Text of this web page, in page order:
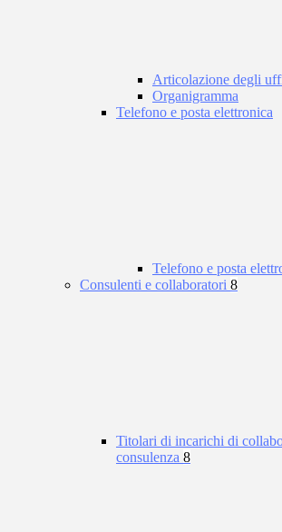
Articolazione degli
Organigramma
Telefono e posta elettronica
Telefono e posta
Consulenti e collaboratori 8
Titolari di incarichi di
consulenza 8